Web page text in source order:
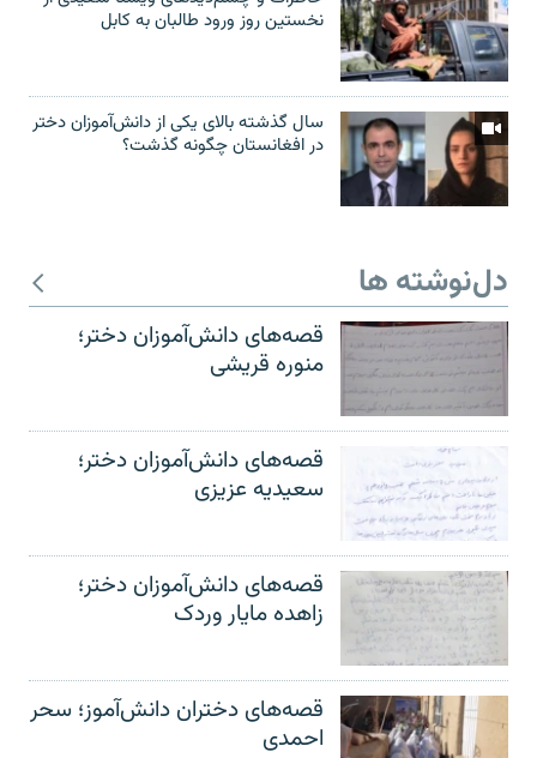
نخستین روز ورود طالبان به کابل
سال گذشته بالای یکی از دانش‌آموزان دختر
در افغانستان چگونه گذشت؟
دل‌نوشته ها
قصه‌های دانش‌آموزان دختر؛
منوره قریشی
قصه‌های دانش‌آموزان دختر؛
سعیدیه عزیزی
قصه‌های دانش‌آموزان دختر؛
زاهده مایار وردک
قصه‌های دختران دانش‌آموز؛ سحر
احمدی